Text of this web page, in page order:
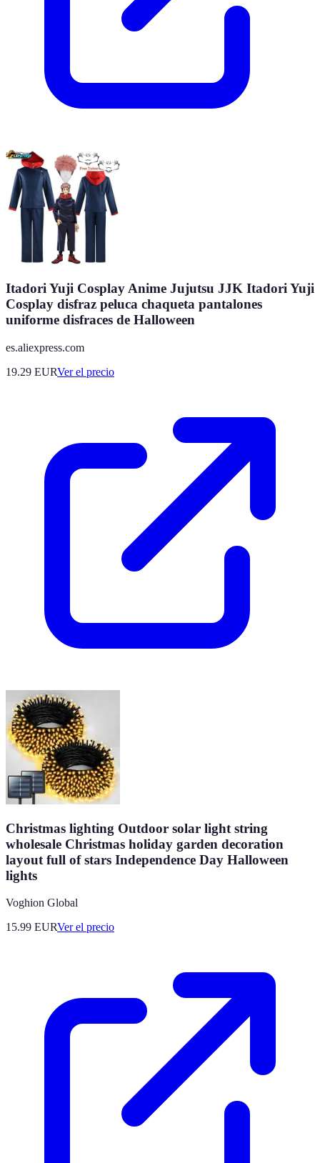
Itadori Yuji Cosplay Anime Jujutsu JJK Itadori Yuji
Cosplay disfraz peluca chaqueta pantalones
uniforme disfraces de Halloween
es.aliexpress.com
19.29 EURVer el precio
Christmas lighting Outdoor solar light string
wholesale Christmas holiday garden decoration
layout full of stars Independence Day Halloween
lights
Voghion Global
15.99 EURVer el precio